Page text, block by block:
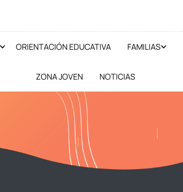
ORIENTACIÓN EDUCATIVA FAMILIAS
ZONA JOVEN NOTICIAS